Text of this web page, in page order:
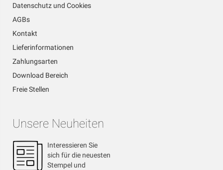
Datenschutz und Cookies
AGBs
Kontakt
Lieferinformationen
Zahlungsarten
Download Bereich
Freie Stellen
Unsere Neuheiten
Interessieren Sie
sich für die neuesten
Stempel und